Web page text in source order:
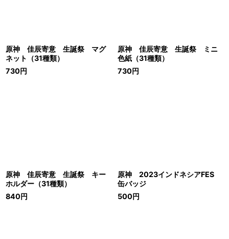
原神 佳辰寄意 生誕祭 マグ
ネット（31種類）
730円
原神 佳辰寄意 生誕祭 ミニ
色紙（31種類）
730円
原神 佳辰寄意 生誕祭 キー
ホルダー（31種類）
840円
原神 2023インドネシアFES
缶バッジ
500円